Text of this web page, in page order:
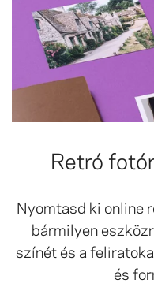
Retró
Nyomtasd ki online
bármilyen
színét és a
és